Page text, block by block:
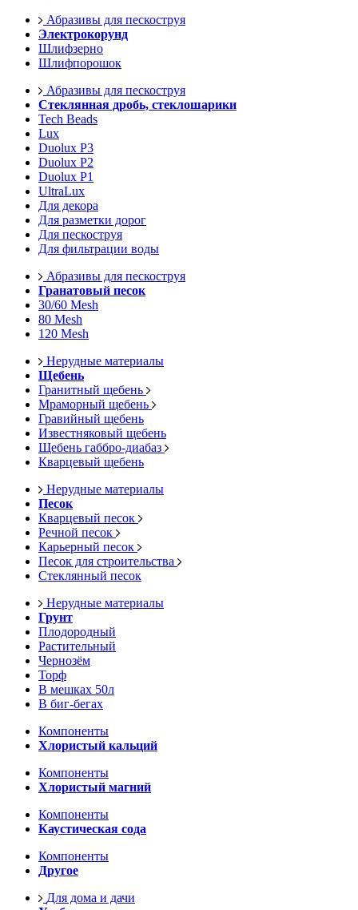
Абразивы для пескоструя
Электрокорунд
Шлифзерно
Шлифпорошок
Абразивы для пескоструя
Стеклянная дробь, стеклошарики
Tech Beads
Lux
Duolux P3
Duolux P2
Duolux P1
UltraLux
Для декора
Для разметки дорог
Для пескоструя
Для фильтрации воды
Абразивы для пескоструя
Гранатовый песок
30/60 Mesh
80 Mesh
120 Mesh
Нерудные материалы
Щебень
Гранитный щебень
Мраморный щебень
Гравийный щебень
Известняковый щебень
Щебень габбро-диабаз
Кварцевый щебень
Нерудные материалы
Песок
Кварцевый песок
Речной песок
Карьерный песок
Песок для строительства
Стеклянный песок
Нерудные материалы
Грунт
Плодородный
Растительный
Чернозём
Торф
В мешках 50л
В биг-бегах
Компоненты
Хлористый кальций
Компоненты
Хлористый магний
Компоненты
Каустическая сода
Компоненты
Другое
Для дома и дачи